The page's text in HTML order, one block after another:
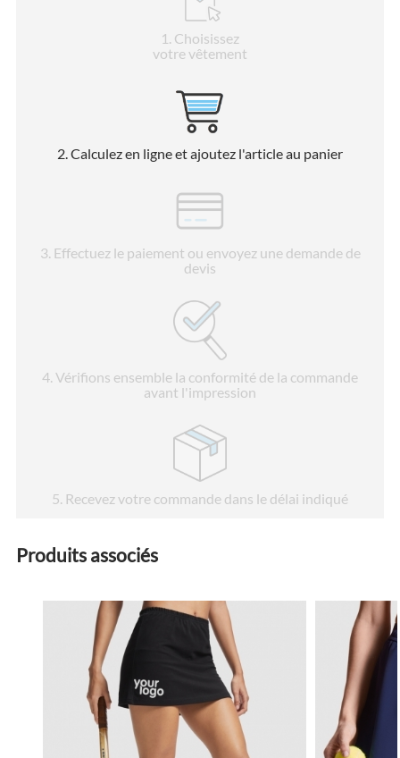
1 . Choisissez
votre vêtement
2. Calculez en ligne et ajoutez l'article au panier
3. Effectuez le paiement ou envoyez une demande de
devis
4. Vérifions ensemble la conformité de la commande
avant l'impression
5. Recevez votre commande dans le délai indiqué
Produits associés